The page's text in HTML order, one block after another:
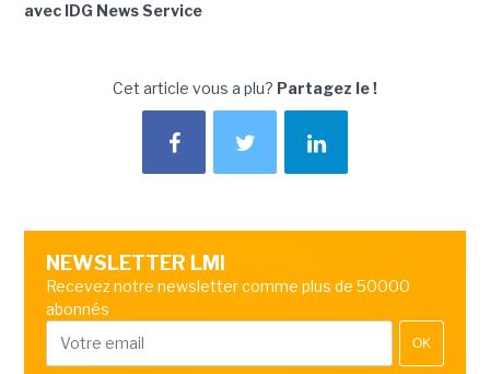
avec IDG News Service
Cet article vous a plu? Partagez le !
NEWSLETTER LMI
Recevez notre newsletter comme plus de 50000
abonnés
OK